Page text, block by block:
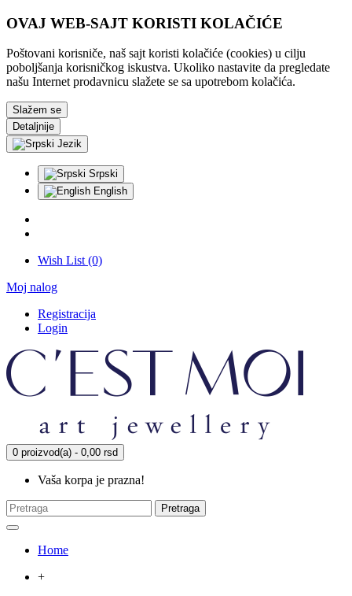
OVAJ WEB-SAJT KORISTI KOLAČIĆE
Poštovani korisniče, naš sajt koristi kolačiće (cookies) u cilju
poboljšanja korisničkog iskustva. Ukoliko nastavite da pregledate
našu Internet prodavnicu slažete se sa upotrebom kolačića.
Slažem se
Detaljnije
Jezik
Srpski
English
Wish List (0)
Moj nalog
Registracija
Login
0 proizvod(a) - 0,00 rsd
Vaša korpa je prazna!
Pretraga
Home
+